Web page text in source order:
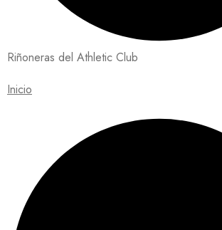
Riñoneras del Athletic Club
Inicio